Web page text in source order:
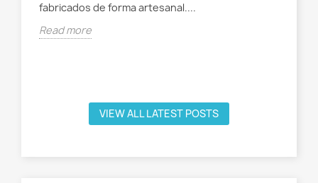
fabricados de forma artesanal....
Read more
VIEW ALL LATEST POSTS